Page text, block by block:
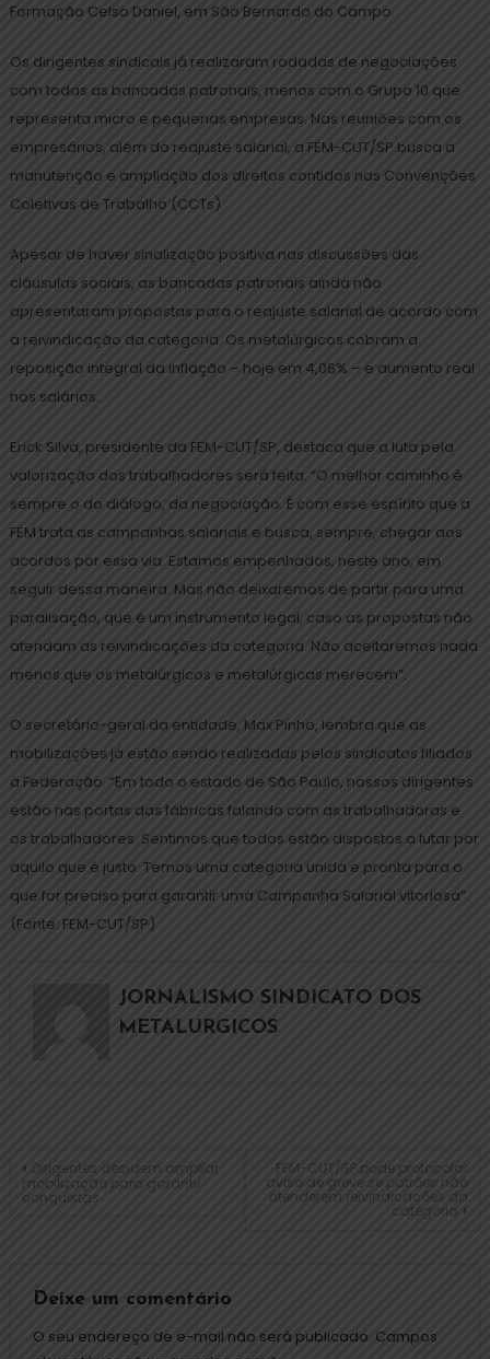
Formação Celso Daniel, em São Bernardo do Campo.
Os dirigentes sindicais já realizaram rodadas de negociações
com todas as bancadas patronais, menos com o Grupo 10 que
representa micro e pequenas empresas. Nas reuniões com os
empresários, além do reajuste salarial, a FEM-CUT/SP busca a
manutenção e ampliação dos direitos contidos nas Convenções
Coletivas de Trabalho (CCTs).
Apesar de haver sinalização positiva nas discussões das
cláusulas sociais, as bancadas patronais ainda não
apresentaram propostas para o reajuste salarial de acordo com
a reivindicação da categoria. Os metalúrgicos cobram a
reposição integral da inflação – hoje em 4,06% – e aumento real
nos salários.
Erick Silva, presidente da FEM-CUT/SP, destaca que a luta pela
valorização dos trabalhadores será feita. “O melhor caminho é
sempre o do diálogo, da negociação. É com esse espírito que a
FEM trata as campanhas salariais e busca, sempre, chegar aos
acordos por essa via. Estamos empenhados, neste ano, em
seguir dessa maneira. Mas não deixaremos de partir para uma
paralisação, que é um instrumento legal, caso as propostas não
atendam as reivindicações da categoria. Não aceitaremos nada
menos que os metalúrgicos e metalúrgicas merecem”.
O secretário-geral da entidade, Max Pinho, lembra que as
mobilizações já estão sendo realizadas pelos sindicatos filiados
à Federação. “Em todo o estado de São Paulo, nossos dirigentes
estão nas portas das fábricas falando com as trabalhadoras e
os trabalhadores. Sentimos que todos estão dispostos a lutar por
aquilo que é justo. Temos uma categoria unida e pronta para o
que for preciso para garantir uma Campanha Salarial vitoriosa”.
(Fonte: FEM-CUT/SP)
JORNALISMO SINDICATO DOS
METALURGICOS
Dirigentes decidem ampliar
mobilização para garantir
conquistas
FEM-CUT/SP pode protocolar
aviso de greve se patrões não
atenderem reivindicações da
categoria
Deixe um comentário
O seu endereço de e-mail não será publicado. Campos